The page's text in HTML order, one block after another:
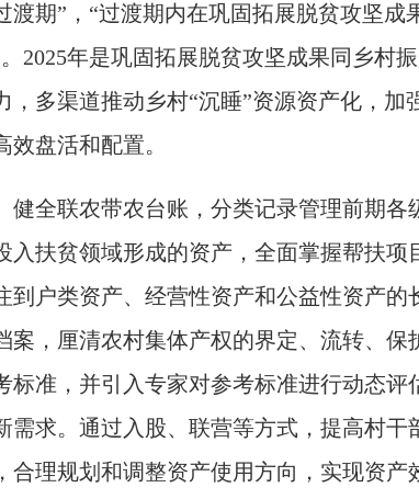
渡期”，“过渡期内在巩固拓展脱贫攻坚
2025年是巩固拓展脱贫攻坚成果同乡村
，多渠道推动乡村“沉睡”资源资产化，
效盘活和配置。
健全联农带农台账，分类记录管理前期
入扶贫领域形成的资产，全面掌握帮扶
到户类资产、经营性资产和公益性资产
案，厘清农村集体产权的界定、流转、
标准，并引入专家对参考标准进行动态
需求。通过入股、联营等方式，提高村
合理规划和调整资产使用方向，实现资